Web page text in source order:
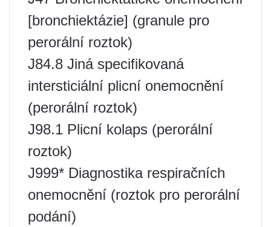
[bronchiektázie] (granule pro
perorální roztok)
J84.8 Jiná specifikovaná
intersticiální plicní onemocnění
(perorální roztok)
J98.1 Plicní kolaps (perorální
roztok)
J999* Diagnostika respiračních
onemocnění (roztok pro perorální
podání)